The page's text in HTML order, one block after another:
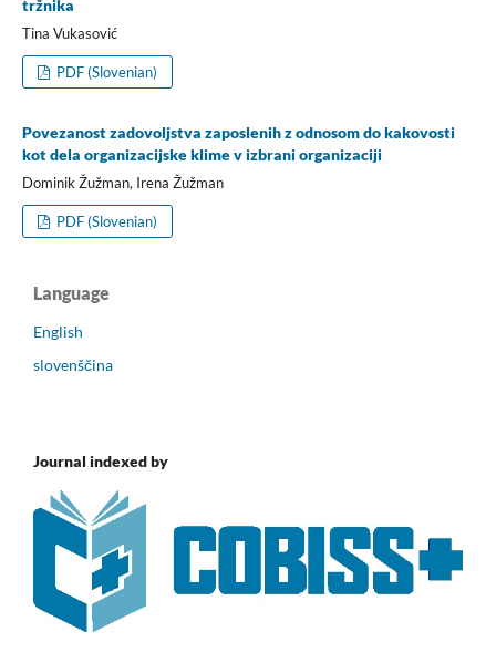
tržnika
Tina Vukasović
PDF (Slovenian)
Povezanost zadovoljstva zaposlenih z odnosom do kakovosti
kot dela organizacijske klime v izbrani organizaciji
Dominik Žužman, Irena Žužman
PDF (Slovenian)
Language
English
slovenščina
Journal indexed by